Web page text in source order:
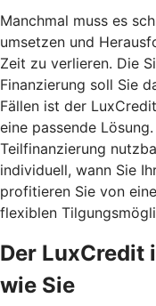
Manchmal muss es
umsetzen und
Zeit zu verlieren. Die
Finanzierung soll Sie
Fällen ist der
eine passende
Teilfinanzierung
individuell, wann Sie
profitieren Sie von
flexiblen
Der LuxCredit
wie Sie